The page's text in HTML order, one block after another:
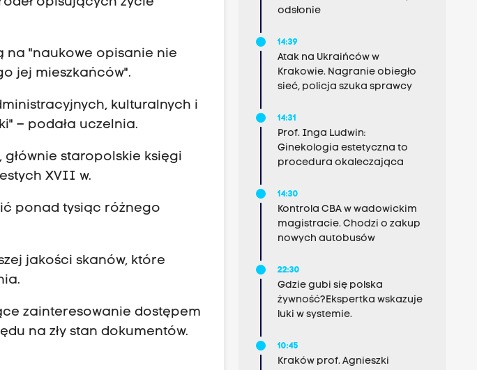
na "naukowe opisanie nie
jej mieszkańców".
kulturalnych i
– podała uczelnia.
staropolskie księgi
XVII w.
ponad tysiąc różnego
jakości skanów, które
zainteresowanie dostępem
na zły stan dokumentów.
odsłonie
14:39
Atak na Ukraińców w
Krakowie. Nagranie obiegło
sieć, policja szuka sprawcy
14:31
Prof. Inga Ludwin:
Ginekologia estetyczna to
procedura okaleczająca
14:30
Kontrola CBA w wadowickim
magistracie. Chodzi o zakup
nowych autobusów
22:30
Gdzie gubi się polska
żywność?Ekspertka wskazuje
luki w systemie.
10:45
Kraków prof. Agnieszki